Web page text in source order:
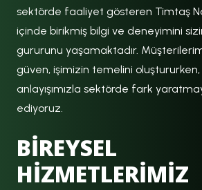
sektörde faaliyet gösteren Timtaş
içinde birikmiş bilgi ve deneyimini
gururunu yaşamaktadır.
güven, işimizin temelini
anlayışımızla sektörde fark
ediyoruz.
BİREYSEL
HİZMETLERİMİZ